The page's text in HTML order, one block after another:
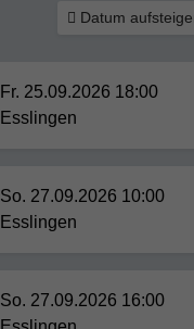
Datum
Fr. 25.09.2026 18:00
Esslingen
So. 27.09.2026 10:00
Esslingen
So. 27.09.2026 16:00